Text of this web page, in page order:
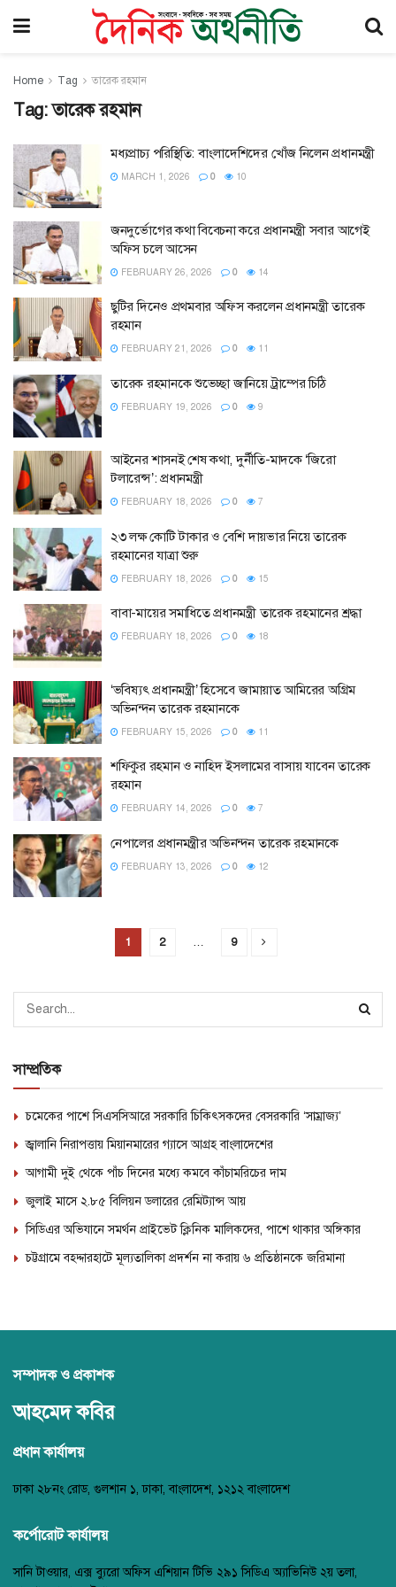
Home Tag তারেক রহমান
Tag:তারেক রহমান
মধ্যপ্রাচ্য পরিস্থিতি: বাংলাদেশিদের খোঁজ নিলেন প্রধানমন্ত্রী
MARCH 1, 2026 0 10
জনদুর্ভোগের কথা বিবেচনা করে প্রধানমন্ত্রী সবার আগেই
অফিস চলে আসেন
FEBRUARY 26, 2026 0 14
ছুটির দিনেও প্রথমবার অফিস করলেন প্রধানমন্ত্রী তারেক
রহমান
FEBRUARY 21, 2026 0 11
তারেক রহমানকে শুভেচ্ছা জানিয়ে ট্রাম্পের চিঠি
FEBRUARY 19, 2026 0 9
আইনের শাসনই শেষ কথা, দুর্নীতি-মাদকে ‘জিরো
টলারেন্স’: প্রধানমন্ত্রী
FEBRUARY 18, 2026 0 7
২৩ লক্ষ কোটি টাকার ও বেশি দায়ভার নিয়ে তারেক
রহমানের যাত্রা শুরু
FEBRUARY 18, 2026 0 15
বাবা-মায়ের সমাধিতে প্রধানমন্ত্রী তারেক রহমানের শ্রদ্ধা
FEBRUARY 18, 2026 0 18
‘ভবিষ্যৎ প্রধানমন্ত্রী’ হিসেবে জামায়াত আমিরের অগ্রিম
অভিনন্দন তারেক রহমানকে
FEBRUARY 15, 2026 0 11
শফিকুর রহমান ও নাহিদ ইসলামের বাসায় যাবেন তারেক
রহমান
FEBRUARY 14, 2026 0 7
নেপালের প্রধানমন্ত্রীর অভিনন্দন তারেক রহমানকে
FEBRUARY 13, 2026 0 12
1 2 … 9
সাম্প্রতিক
চমেকের পাশে সিএসসিআরে সরকারি চিকিৎসকদের বেসরকারি ‘সাম্রাজ্য’
জ্বালানি নিরাপত্তায় মিয়ানমারের গ্যাসে আগ্রহ বাংলাদেশের
আগামী দুই থেকে পাঁচ দিনের মধ্যে কমবে কাঁচামরিচের দাম
জুলাই মাসে ২.৮৫ বিলিয়ন ডলারের রেমিট্যান্স আয়
সিডিএর অভিযানে সমর্থন প্রাইভেট ক্লিনিক মালিকদের, পাশে থাকার অঙ্গিকার
চট্টগ্রামে বহদ্দারহাটে মূল্যতালিকা প্রদর্শন না করায় ৬ প্রতিষ্ঠানকে জরিমানা
সম্পাদক ও প্রকাশক
আহমেদ কবির
প্রধান কার্যালয়
ঢাকা ২৮নং রোড, গুলশান ১, ঢাকা, বাংলাদেশ, ১২১২ বাংলাদেশ
কর্পোরোট কার্যালয়
সানি টাওয়ার, এক্স ব্যুরো অফিস এশিয়ান টিভি ২৯১ সিডিএ অ্যাভিনিউ ২য় তলা,